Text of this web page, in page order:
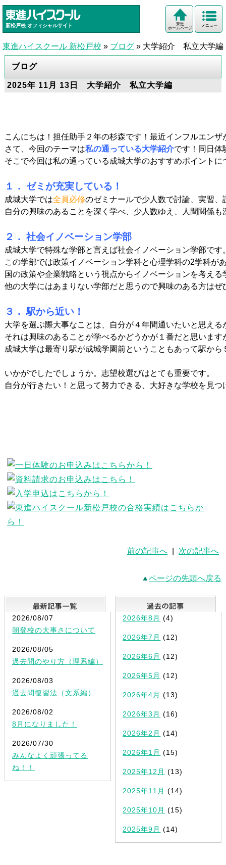
新松戸校 オフィシャルサイト メニュー
東進
ホームページ
東進ハイスクール 新松戸校 » ブログ » 大学紹介 私立大学編
ブログ
2025年 11月 13日 大学紹介 私立大学編
こんにちは！担任助手２年の杉森です！最近インフルエン
さて、今回のテーマは私の通っている大学紹介です！同日体
そこで今回は私の通っている成城大学のおすすめポイント
１． ゼミが充実している！
成城大学では全員必修のゼミナールで少人数で討論、実習
自分の興味のあることを深く学べ、少人数ゆえ、人間関係
２． 社会イノベーション学部
成城大学で特殊な学部と言えば社会イノベーション学部です
この学部では政策イノベーション学科と心理学科の2学科が
国の政策や企業戦略という視点からイノベーションを考え
他の大学にはあまりない学部だと思うので興味のある方はぜ
３． 駅から近い！
大学を選ぶ際大事なことは、自分が４年間通いたいと思える
それは興味のあることが学べるかどうかが１番だと思います
成城大学は最寄り駅が成城学園前ということもあって駅か
いかがでしたでしょうか。志望校選びはとても重要です。
自分が行きたい！と思って努力できる、大好きな学校を見
前の記事へ 次の記事へ
ページの先頭へ戻る
最新記事一覧
2026/08/07
朝登校の大事さについて
2026/08/05
過去問のやり方（理系編）
2026/08/03
過去問復習法（文系編）
2026/08/02
8月になりました！
2026/07/30
みんなよく頑張ってる
ね！！
2026年8月 (4)
2026年7月 (12)
2026年6月 (12)
2026年5月 (12)
2026年4月 (13)
2026年3月 (16)
2026年2月 (14)
2026年1月 (15)
2025年12月 (13)
2025年11月 (14)
2025年10月 (15)
2025年9月 (14)